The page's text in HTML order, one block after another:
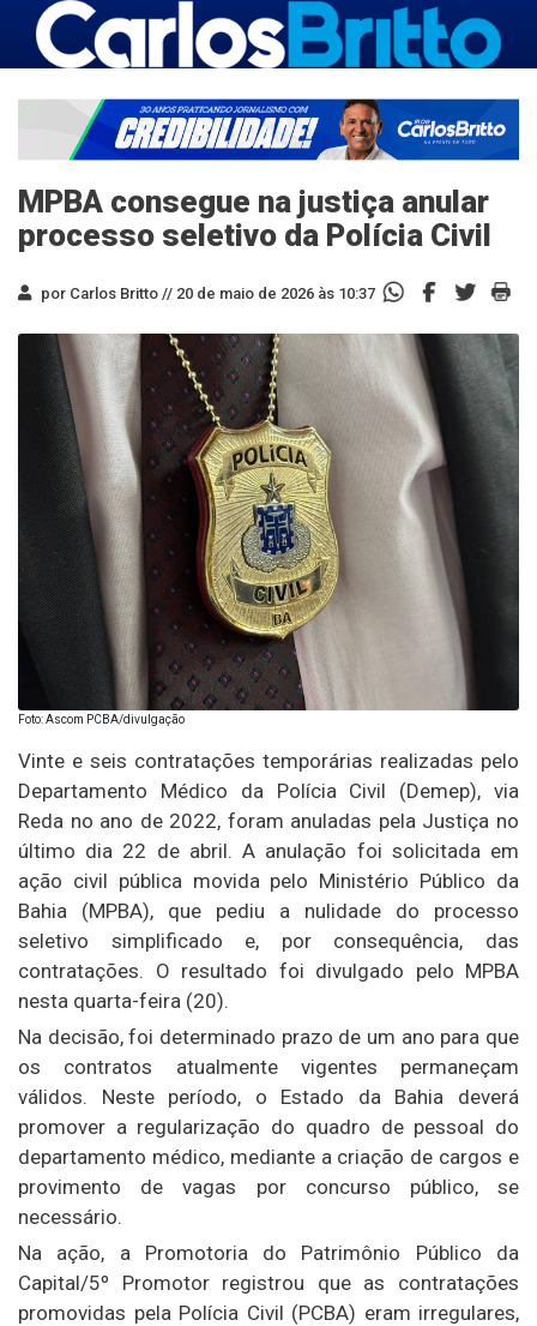
MPBA consegue na justiça anular
processo seletivo da Polícia Civil
por Carlos Britto // 20 de maio de 2026 às 10:37
Foto: Ascom PCBA/divulgação
Vinte e seis contratações temporárias realizadas pelo
Departamento Médico da Polícia Civil (Demep), via
Reda no ano de 2022, foram anuladas pela Justiça no
último dia 22 de abril. A anulação foi solicitada em
ação civil pública movida pelo Ministério Público da
Bahia (MPBA), que pediu a nulidade do processo
seletivo simplificado e, por consequência, das
contratações. O resultado foi divulgado pelo MPBA
nesta quarta-feira (20).
Na decisão, foi determinado prazo de um ano para que
os contratos atualmente vigentes permaneçam
válidos. Neste período, o Estado da Bahia deverá
promover a regularização do quadro de pessoal do
departamento médico, mediante a criação de cargos e
provimento de vagas por concurso público, se
necessário.
Na ação, a Promotoria do Patrimônio Público da
Capital/5º Promotor registrou que as contratações
promovidas pela Polícia Civil (PCBA) eram irregulares,